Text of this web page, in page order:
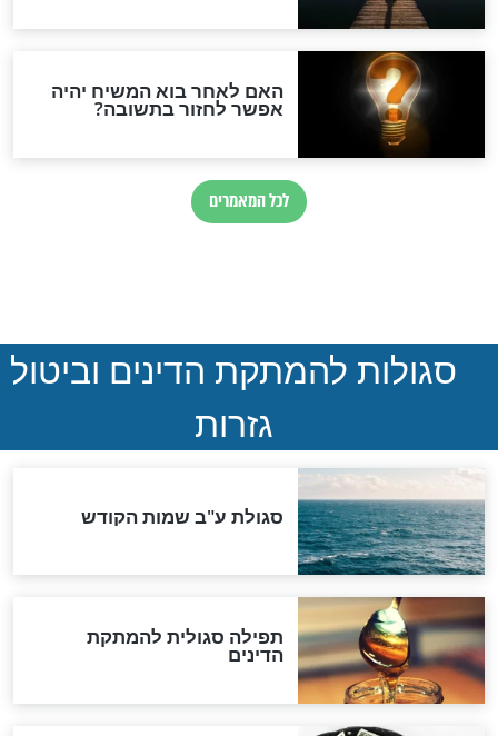
ההסכם החשאי של טראמפ
סימני שאלה
"מודה לקב"ה על כל השנים"
לכל המאמרים
אחרית הימים